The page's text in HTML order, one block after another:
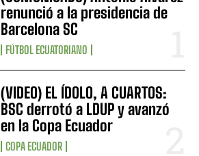
renunció a la presidencia de
Barcelona SC
FÚTBOL ECUATORIANO
(VIDEO) EL ÍDOLO, A CUARTOS:
BSC derrotó a LDUP y avanzó
en la Copa Ecuador
COPA ECUADOR